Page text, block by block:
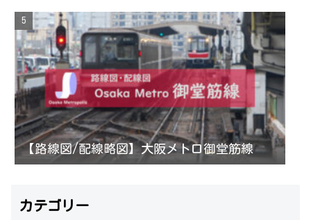
【路線図/配線略図】大阪メトロ御堂筋線
カテゴリー